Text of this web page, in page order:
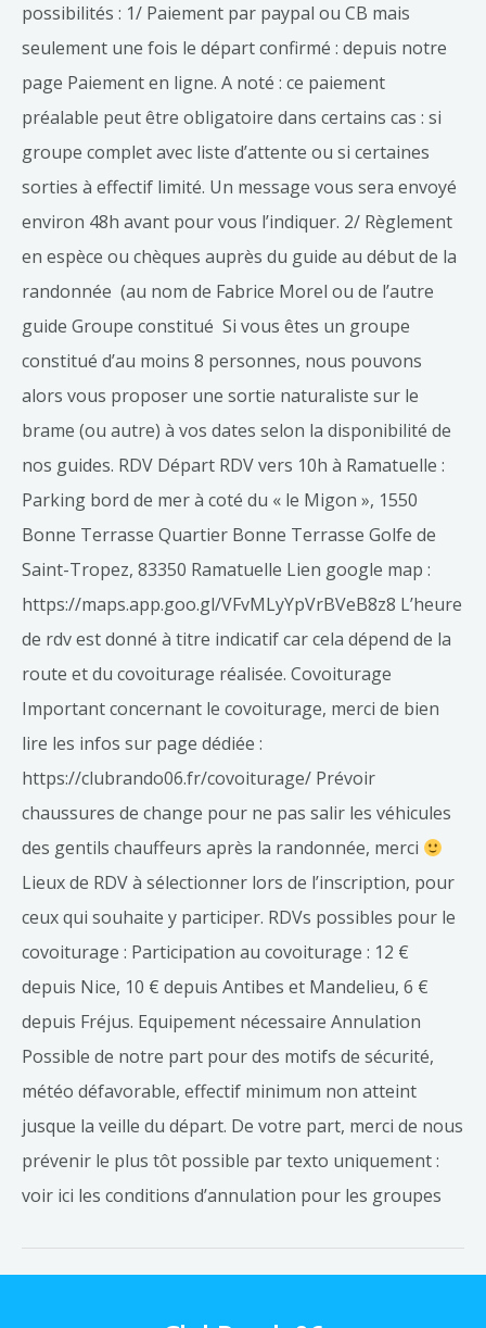
possibilités : 1/ Paiement par paypal ou CB mais
seulement une fois le départ confirmé : depuis notre
page Paiement en ligne. A noté : ce paiement
préalable peut être obligatoire dans certains cas : si
groupe complet avec liste d’attente ou si certaines
sorties à effectif limité. Un message vous sera envoyé
environ 48h avant pour vous l’indiquer. 2/ Règlement
en espèce ou chèques auprès du guide au début de la
randonnée (au nom de Fabrice Morel ou de l’autre
guide Groupe constitué Si vous êtes un groupe
constitué d’au moins 8 personnes, nous pouvons
alors vous proposer une sortie naturaliste sur le
brame (ou autre) à vos dates selon la disponibilité de
nos guides. RDV Départ RDV vers 10h à Ramatuelle :
Parking bord de mer à coté du « le Migon », 1550
Bonne Terrasse Quartier Bonne Terrasse Golfe de
Saint-Tropez, 83350 Ramatuelle Lien google map :
https://maps.app.goo.gl/VFvMLyYpVrBVeB8z8 L’heure
de rdv est donné à titre indicatif car cela dépend de la
route et du covoiturage réalisée. Covoiturage
Important concernant le covoiturage, merci de bien
lire les infos sur page dédiée :
https://clubrando06.fr/covoiturage/ Prévoir
chaussures de change pour ne pas salir les véhicules
des gentils chauffeurs après la randonnée, merci
Lieux de RDV à sélectionner lors de l’inscription, pour
ceux qui souhaite y participer. RDVs possibles pour le
covoiturage : Participation au covoiturage : 12 €
depuis Nice, 10 € depuis Antibes et Mandelieu, 6 €
depuis Fréjus. Equipement nécessaire Annulation
Possible de notre part pour des motifs de sécurité,
météo défavorable, effectif minimum non atteint
jusque la veille du départ. De votre part, merci de nous
prévenir le plus tôt possible par texto uniquement :
voir ici les conditions d’annulation pour les groupes